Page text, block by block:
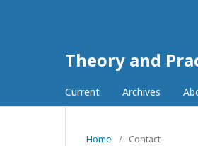
Theory and
Current Archives
Home / Contact